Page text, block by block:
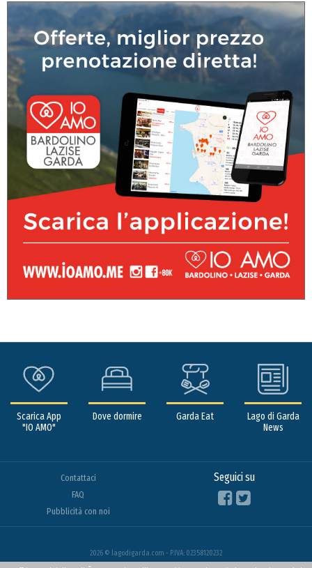
Scarica App
"IO AMO"
Dove dormire Garda Eat
Lago di Garda
News
Contattaci
FAQ
Pubblicità con noi
Seguici su
2026 © lagodigarda.com - P.IVA: 02358120232